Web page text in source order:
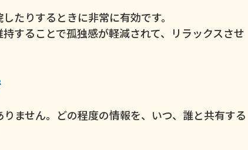
たりするときに非常に有効です。
することで孤独感が軽減されて、リラックスさせ
ません。どの程度の情報を、いつ、誰と共有する